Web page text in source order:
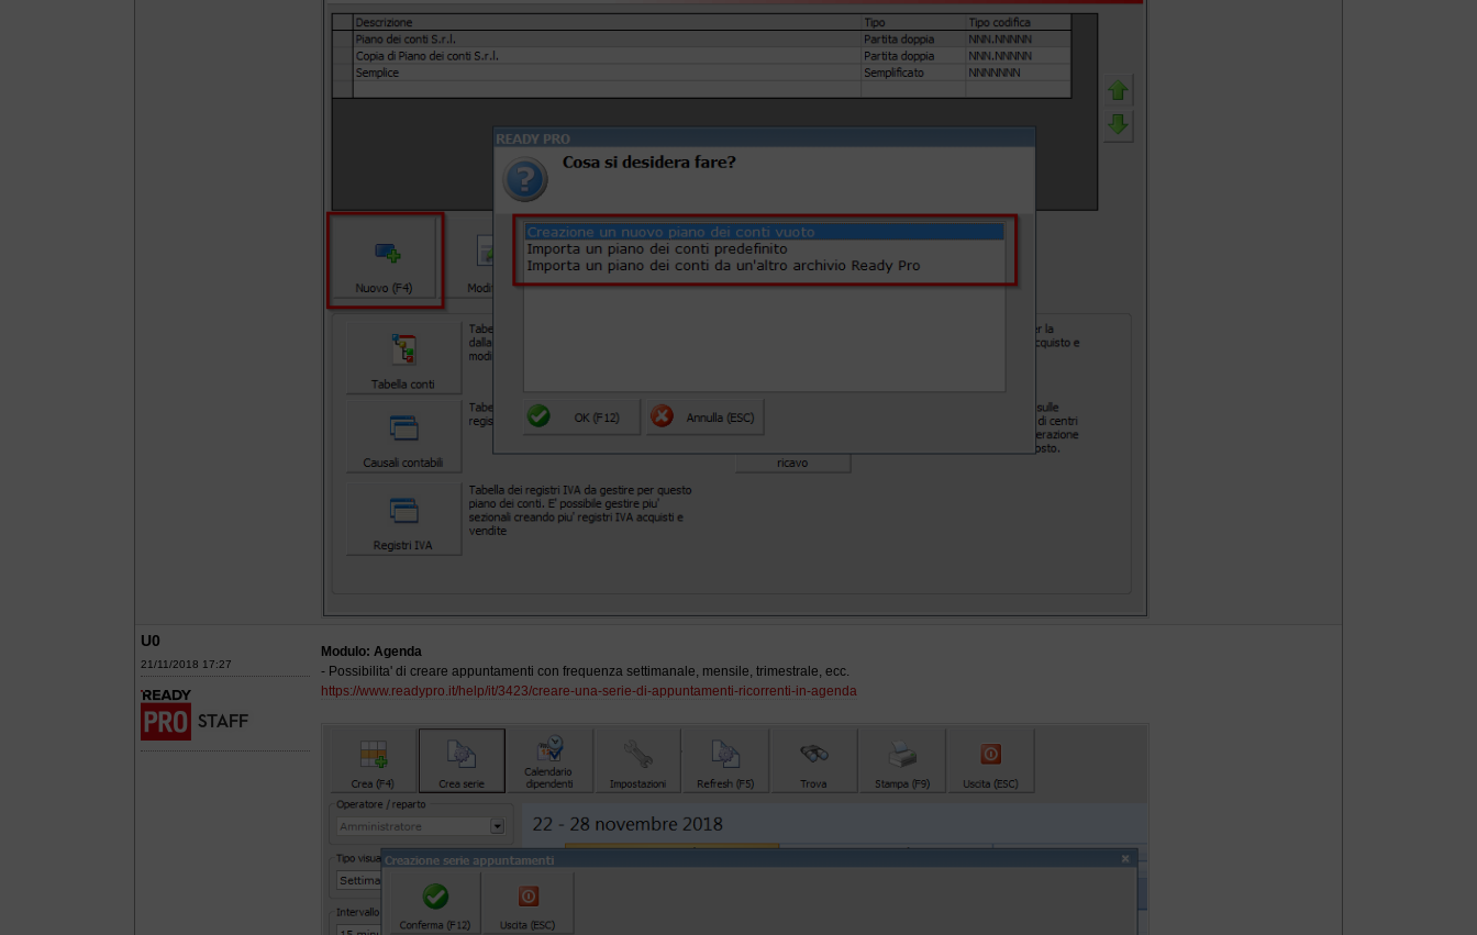
U0
21/11/2018 17:27
Modulo: Agenda
- Possibilita' di creare appuntamenti con frequenza settimanale, mensile, trimestrale, ecc.
https://www.readypro.it/help/it/3423/creare-una-serie-di-appuntamenti-ricorrenti-in-agenda